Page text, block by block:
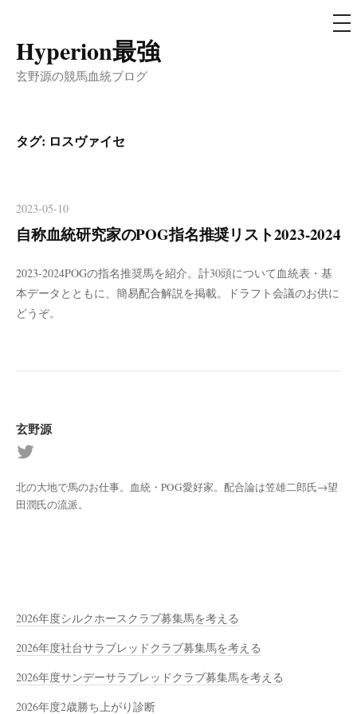
コ
ン
ツ
へ
ッ
プ
Hyperion最強
玄野源の競馬血統ブログ
メ
ニ
タグ: ロスヴァイセ
2023-05-10
自称血統研究家のPOG指名推奨リスト2023-2024
2023-2024POGの指名推奨馬を紹介。計30頭について血統表・基
本データとともに、簡易配合解説を掲載。ドラフト会議のお供に
どうぞ。
玄野源
北の大地で馬のお仕事。血統・POG愛好家。配合論は笠雄二郎氏→望
田潤氏の流派。
2026年度シルクホースクラブ募集馬を考える
2026年度社台サラブレッドクラブ募集馬を考える
2026年度サンデーサラブレッドクラブ募集馬を考える
2026年度2歳勝ち上がり診断